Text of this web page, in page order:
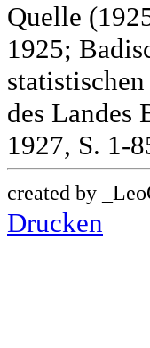
Quelle
1925;
des Landes
1927, S. 1-
created by
Drucken